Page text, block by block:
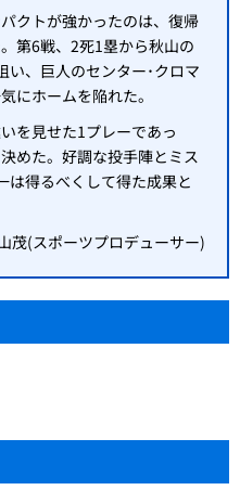
クトが強かったのは、復帰
第6戦、2死1塁から秋山の
い、巨人のセンター･クロマ
にホームを陥れた。
を見せた1プレーであっ
めた。好調な投手陣とミス
は得るべくして得た成果と
茂(スポーツプロデューサー)